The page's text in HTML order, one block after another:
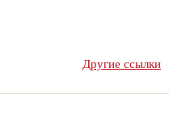
Другие ссылки